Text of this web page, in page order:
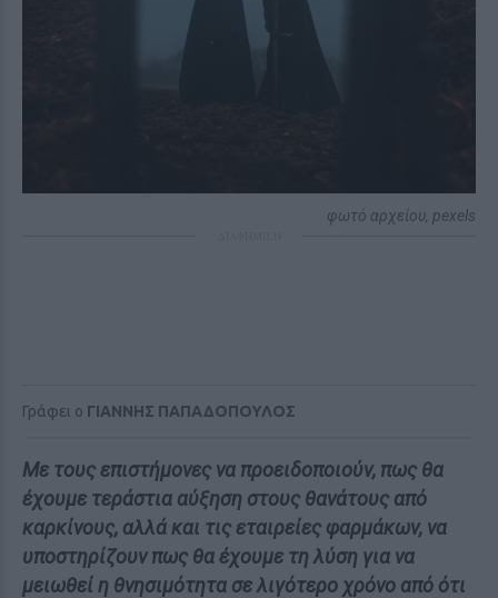
φωτό αρχείου, pexels
Γράφει ο ΓΙΑΝΝΗΣ ΠΑΠΑΔΟΠΟΥΛΟΣ
Με τους επιστήμονες να προειδοποιούν, πως θα
έχουμε τεράστια αύξηση στους θανάτους από
καρκίνους, αλλά και τις εταιρείες φαρμάκων, να
υποστηρίζουν πως θα έχουμε τη λύση για να
μειωθεί η θνησιμότητα σε λιγότερο χρόνο από ότι